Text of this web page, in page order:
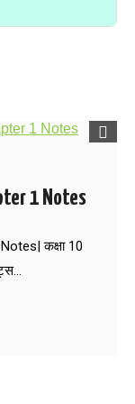
1 Notes
कक्षा 10